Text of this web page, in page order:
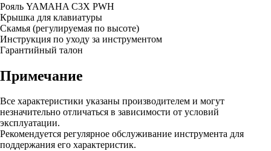
Рояль YAMAHA C3X PWH
Крышка для клавиатуры
Скамья (регулируемая по высоте)
Инструкция по уходу за инструментом
Гарантийный талон
Примечание
Все характеристики указаны производителем и могут
незначительно отличаться в зависимости от условий
эксплуатации.
Рекомендуется регулярное обслуживание инструмента для
поддержания его характеристик.